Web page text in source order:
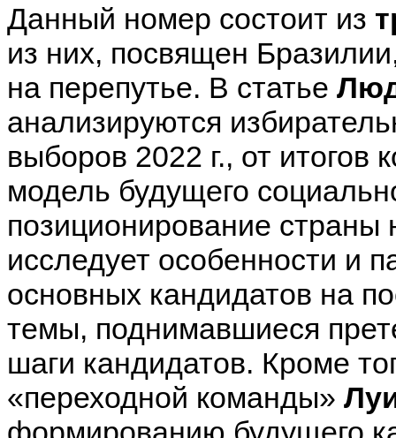
Данный номер состоит из
из них, посвящен
на перепутье. В статье
анализируются
выборов 2022 г., от итогов
модель будущего
позиционирование
исследует особенности и
основных кандидатов на
темы, поднимавшиеся
шаги кандидатов. Кроме
«переходной команды»